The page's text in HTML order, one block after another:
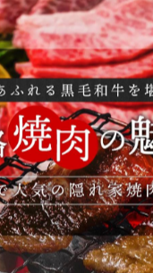
#精肉販売 #焼肉弁当
吉ディナー 東横線
一覧に戻る